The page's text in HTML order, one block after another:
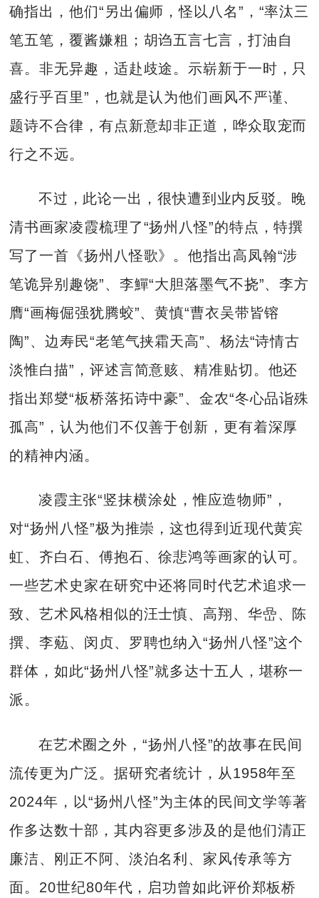
确指出，他们“另出偏师，怪以八名”，“率汰三
笔五笔，覆酱嫌粗；胡诌五言七言，打油自
喜。非无异趣，适赴歧途。示崭新于一时，只
盛行乎百里”，也就是认为他们画风不严谨、
题诗不合律，有点新意却非正道，哗众取宠而
行之不远。
不过，此论一出，很快遭到业内反驳。晚
清书画家凌霞梳理了“扬州八怪”的特点，特撰
写了一首《扬州八怪歌》。他指出高凤翰“涉
笔诡异别趣饶”、李鱓“大胆落墨气不挠”、李方
膺“画梅倔强犹腾蛟”、黄慎“曹衣吴带皆镕
陶”、边寿民“老笔气挟霜天高”、杨法“诗情古
淡惟白描”，评述言简意赅、精准贴切。他还
指出郑燮“板桥落拓诗中豪”、金农“冬心品诣殊
孤高”，认为他们不仅善于创新，更有着深厚
的精神内涵。
凌霞主张“竖抹横涂处，惟应造物师”，
对“扬州八怪”极为推崇，这也得到近现代黄宾
虹、齐白石、傅抱石、徐悲鸿等画家的认可。
一些艺术史家在研究中还将同时代艺术追求一
致、艺术风格相似的汪士慎、高翔、华嵒、陈
撰、李葂、闵贞、罗聘也纳入“扬州八怪”这个
群体，如此“扬州八怪”就多达十五人，堪称一
派。
在艺术圈之外，“扬州八怪”的故事在民间
流传更为广泛。据研究者统计，从1958年至
2024年，以“扬州八怪”为主体的民间文学等著
作多达数十部，其内容更多涉及的是他们清正
廉洁、刚正不阿、淡泊名利、家风传承等方
面。20世纪80年代，启功曾如此评价郑板桥